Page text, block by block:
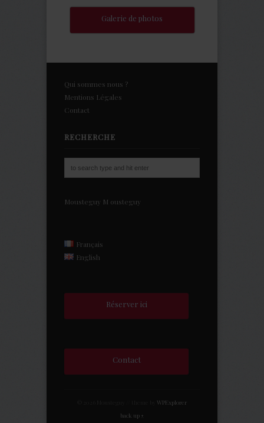
Galerie de photos
Qui sommes nous ?
Mentions Légales
Contact
RECHERCHE
Mousteguy M ousteguy
Français
English
Réserver ici
Contact
WPExplorer
back up ↑